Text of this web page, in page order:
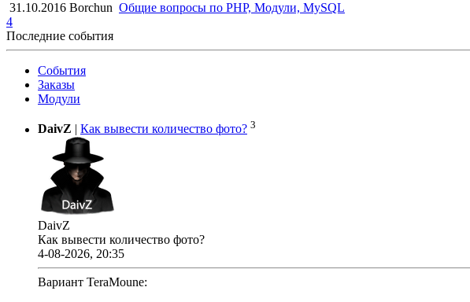
31.10.2016 Borchun Общие вопросы по PHP, Модули, MySQL
4
Последние события
События
Заказы
Модули
DaivZ Как вывести количество фото? 3
DaivZ
Как вывести количество фото?
4-08-2026, 20:35
Вариант TeraMoune: